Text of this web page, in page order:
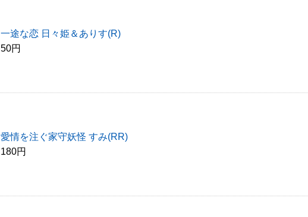
一途な恋 日々姫＆ありす(R)
50円
愛情を注ぐ家守妖怪 すみ(RR)
180円